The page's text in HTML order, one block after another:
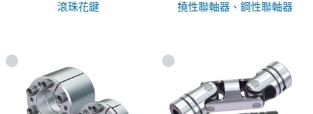
滾珠花鍵 撓性聯軸器、鋼性聯軸器